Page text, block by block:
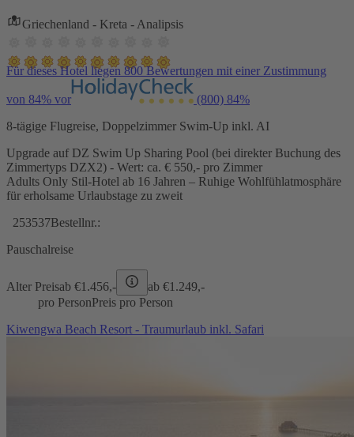
Griechenland - Kreta - Analipsis
Für dieses Hotel liegen 800 Bewertungen mit einer Zustimmung
von 84% vor (800) 84%
8-tägige Flugreise, Doppelzimmer Swim-Up inkl. AI
Upgrade auf DZ Swim Up Sharing Pool (bei direkter Buchung des
Zimmertyps DZX2) - Wert: ca. € 550,- pro Zimmer
Adults Only Stil-Hotel ab 16 Jahren – Ruhige Wohlfühlatmosphäre
für erholsame Urlaubstage zu zweit
253537Bestellnr.:
Pauschalreise
Alter Preisab €1.456,- ab €1.249,-
pro PersonPreis pro Person
Kiwengwa Beach Resort - Traumurlaub inkl. Safari